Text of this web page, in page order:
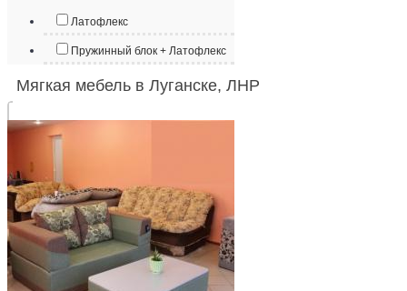
Латофлекс
Пружинный блок + Латофлекс
Мягкая мебель в Луганске, ЛНР